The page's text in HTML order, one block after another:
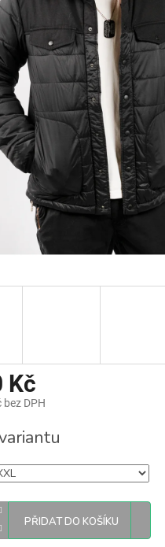
Kč
bez DPH
PŘIDAT DO KOŠÍKU